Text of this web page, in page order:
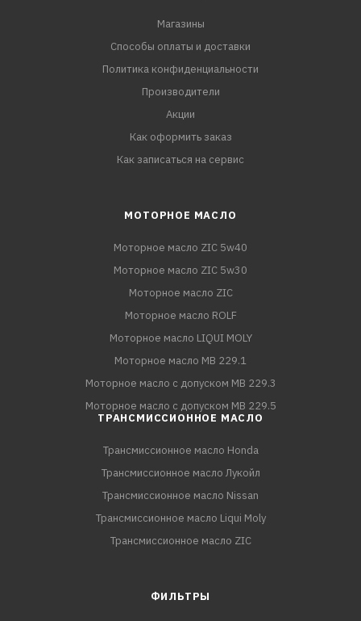
Магазины
Способы оплаты и доставки
Политика конфиденциальности
Производители
Акции
Как оформить заказ
Как записаться на сервис
МОТОРНОЕ МАСЛО
Моторное масло ZIC 5w40
Моторное масло ZIC 5w30
Моторное масло ZIC
Моторное масло ROLF
Моторное масло LIQUI MOLY
Моторное масло MB 229.1
Моторное масло с допуском MB 229.3
Моторное масло с допуском MB 229.5
ТРАНСМИССИОННОЕ МАСЛО
Трансмиссионное масло Honda
Трансмиссионное масло Лукойл
Трансмиссионное масло Nissan
Трансмиссионное масло Liqui Moly
Трансмиссионное масло ZIC
ФИЛЬТРЫ